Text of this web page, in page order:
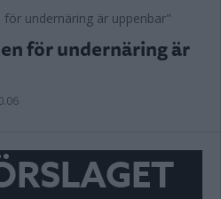
för undernäring är